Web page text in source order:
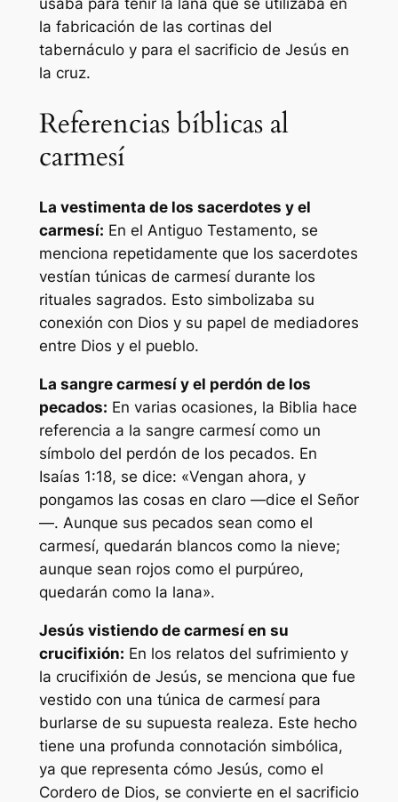
la fabricación de las cortinas del
tabernáculo y para el sacrificio de Jesús en
la cruz.
Referencias bíblicas al
carmesí
La vestimenta de los sacerdotes y el
carmesí: En el Antiguo Testamento, se
menciona repetidamente que los sacerdotes
vestían túnicas de carmesí durante los
rituales sagrados. Esto simbolizaba su
conexión con Dios y su papel de mediadores
entre Dios y el pueblo.
La sangre carmesí y el perdón de los
pecados: En varias ocasiones, la Biblia hace
referencia a la sangre carmesí como un
símbolo del perdón de los pecados. En
Isaías 1:18, se dice: «Vengan ahora, y
pongamos las cosas en claro —dice el Señor
—. Aunque sus pecados sean como el
carmesí, quedarán blancos como la nieve;
aunque sean rojos como el purpúreo,
quedarán como la lana».
Jesús vistiendo de carmesí en su
crucifixión: En los relatos del sufrimiento y
la crucifixión de Jesús, se menciona que fue
vestido con una túnica de carmesí para
burlarse de su supuesta realeza. Este hecho
tiene una profunda connotación simbólica,
ya que representa cómo Jesús, como el
Cordero de Dios, se convierte en el sacrificio